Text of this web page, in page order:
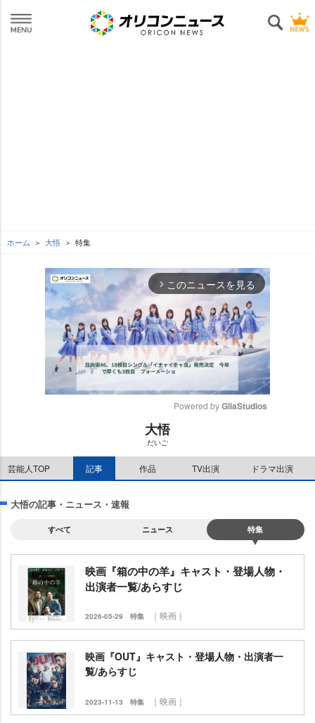
ホーム 大悟 特集
arrow_forward_ios このニュースを見る
Powered by GliaStudios
大悟
だいご
芸能人TOP 記事 作品 TV出演 ドラマ出演
大悟の記事・ニュース・速報
すべて ニュース 特集
映画『箱の中の羊』キャスト・登場人物・
出演者一覧/あらすじ
2026-05-29 特集 ｜映画｜
映画『OUT』キャスト・登場人物・出演者一
覧/あらすじ
2023-11-13 特集 ｜映画｜